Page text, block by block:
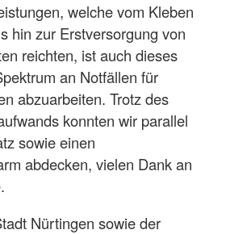
welche vom Kleben
hin zur Erstversorgung von
reichten, ist auch dieses
an Notfällen für
abzuarbeiten. Trotz des
konnten wir parallel
sowie einen
abdecken, vielen Dank an
Nürtingen sowie der